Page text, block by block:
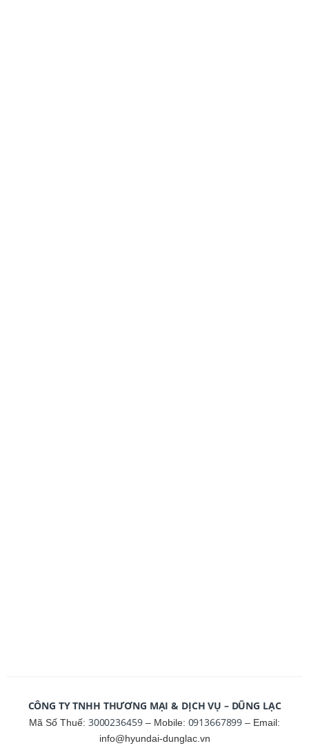
CÔNG TY TNHH THƯƠNG MẠI & DỊCH VỤ – DŨNG LẠC
Mã Số Thuế: 3000236459– Mobile: 0913667899 – Email:
info@hyundai-dunglac.vn